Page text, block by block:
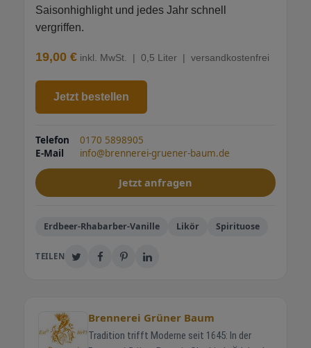
Saisonhighlight und jedes Jahr schnell
vergriffen.
19,00 € inkl. MwSt. | 0,5 Liter | versandkostenfrei
Jetzt bestellen
Telefon
0170 5898905
E-Mail
info@brennerei-gruener-baum.de
Jetzt anfragen
Erdbeer-Rhabarber-Vanille Likör Spirituose
TEILEN
Brennerei Grüner Baum
Tradition trifft Moderne seit 1645: In der